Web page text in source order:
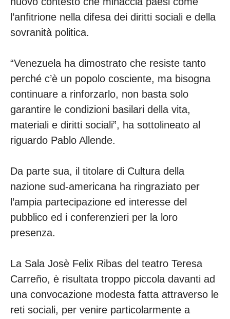
l’anfitrione nella difesa dei diritti sociali e della
sovranità politica.
“Venezuela ha dimostrato che resiste tanto
perché c’è un popolo cosciente, ma bisogna
continuare a rinforzarlo, non basta solo
garantire le condizioni basilari della vita,
materiali e diritti sociali”, ha sottolineato al
riguardo Pablo Allende.
Da parte sua, il titolare di Cultura della
nazione sud-americana ha ringraziato per
l’ampia partecipazione ed interesse del
pubblico ed i conferenzieri per la loro
presenza.
La Sala Josè Felix Ribas del teatro Teresa
Carreño, è risultata troppo piccola davanti ad
una convocazione modesta fatta attraverso le
reti sociali, per venire particolarmente a